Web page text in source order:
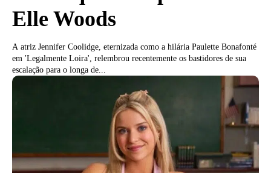
Elle Woods
A atriz Jennifer Coolidge, eternizada como a hilária Paulette Bonafonté
em 'Legalmente Loira', relembrou recentemente os bastidores de sua
escalação para o longa de...